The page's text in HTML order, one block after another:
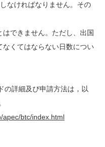
なければなりません。その
できません。ただし、出国
くてはならない日数につい
の詳細及び申請方法は，以
apec/btc/index.html